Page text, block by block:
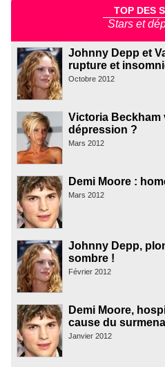
TOP DES
Stars et
Johnny Depp et
rupture et
Octobre 2012
Victoria Beckham
dépression ?
Mars 2012
Demi Moore :
Mars 2012
Johnny Depp,
sombre !
Février 2012
Demi Moore,
cause du
Janvier 2012